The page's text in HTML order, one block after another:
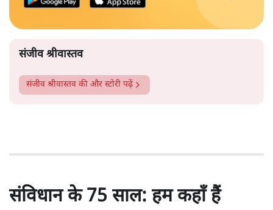
संजीव श्रीवास्तव
संजीव श्रीवास्तव की और स्टोरी पढ़ें
संविधान के 75 साल: हम कहाँ हैं